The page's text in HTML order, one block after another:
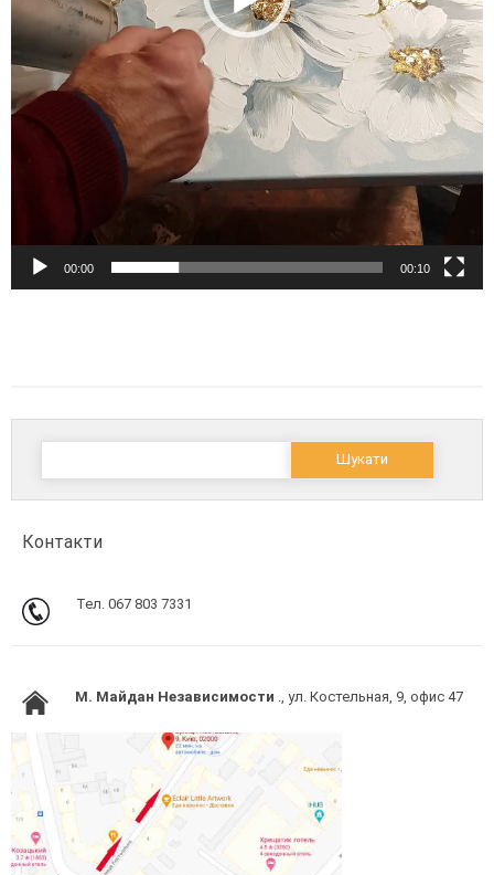
00:00 00:10
Пошук:
Контакти
Тел. 067 803 7331
M. Майдан Независимости ., ул. Костельная, 9, офис 47